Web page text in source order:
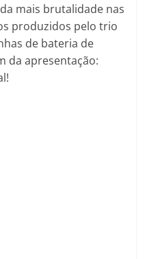
mais brutalidade nas
produzidos pelo trio
de bateria de
da apresentação: